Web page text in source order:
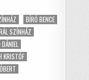
BÍRÓ BENCE
SZÍNHÁZ
KRISTÓF